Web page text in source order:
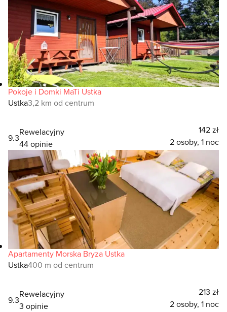
Pokoje i Domki MaTi Ustka
Ustka3,2 km od centrum
9.3
Rewelacyjny
44 opinie
142 zł
2 osoby, 1 noc
Apartamenty Morska Bryza Ustka
Ustka400 m od centrum
9.3
Rewelacyjny
3 opinie
213 zł
2 osoby, 1 noc